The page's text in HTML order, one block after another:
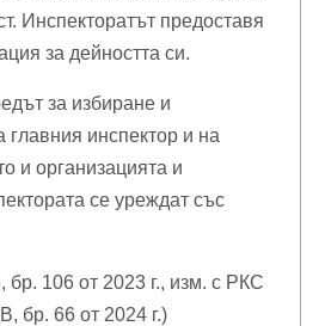
Инспекторатът предоставя
за дейността си.
за избиране и
инспектор и на
и организацията и
се уреждат със
106 от 2023 г., изм. с РКС
бр. 66 от 2024 г.)